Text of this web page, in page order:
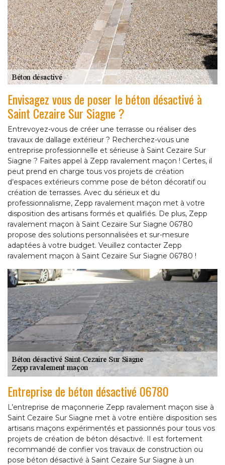
Envisagez vous de poser le béton désactivé à
Saint Cezaire Sur Siagne ?
Entrevoyez-vous de créer une terrasse ou réaliser des
travaux de dallage extérieur ? Recherchez-vous une
entreprise professionnelle et sérieuse à Saint Cezaire Sur
Siagne ? Faites appel à Zepp ravalement maçon ! Certes, il
peut prend en charge tous vos projets de création
d’espaces extérieurs comme pose de béton décoratif ou
création de terrasses. Avec du sérieux et du
professionnalisme, Zepp ravalement maçon met à votre
disposition des artisans formés et qualifiés. De plus, Zepp
ravalement maçon à Saint Cezaire Sur Siagne 06780
propose des solutions personnalisées et sur-mesure
adaptées à votre budget. Veuillez contacter Zepp
ravalement maçon à Saint Cezaire Sur Siagne 06780 !
Entreprise de béton désactivé 06780
L’entreprise de maçonnerie Zepp ravalement maçon sise à
Saint Cezaire Sur Siagne met à votre entière disposition ses
artisans maçons expérimentés et passionnés pour tous vos
projets de création de béton désactivé. Il est fortement
recommandé de confier vos travaux de construction ou
pose béton désactivé à Saint Cezaire Sur Siagne à un